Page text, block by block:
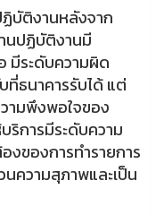
บัติงานหลังจาก
นปฏิบัติงานมี
มีระดับความผิด
ธนาคารรับได้ แต่
ามพึงพอใจของ
ริการมีระดับความ
ของการทำรายการ
ความสุภาพและเป็น